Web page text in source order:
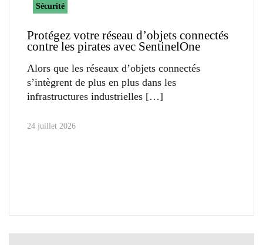
Sécurité
Protégez votre réseau d’objets connectés
contre les pirates avec SentinelOne
Alors que les réseaux d’objets connectés
s’intègrent de plus en plus dans les
infrastructures industrielles
24 juillet 2026